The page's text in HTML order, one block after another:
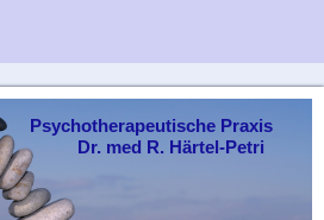
Psychotherapeutische Praxis
Dr. med R. Härtel-Petri